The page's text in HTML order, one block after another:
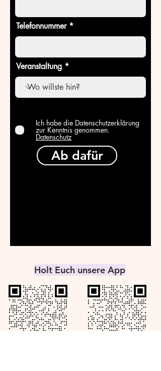
Telefonnummer
Veranstaltung
Ich habe die Datenschutzerklärung
zur Kenntnis genommen.
Datenschutz
Ab dafür
Holt Euch unsere App